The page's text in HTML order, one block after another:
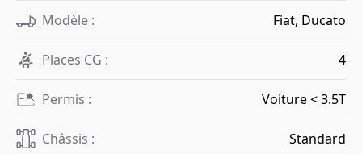
Modèle : Fiat, Ducato
Places CG : 4
Permis : Voiture < 3.5T
Châssis : Standard